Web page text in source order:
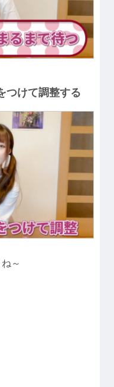
つけて調整する
～